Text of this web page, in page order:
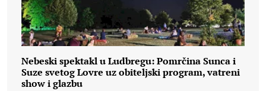
Nebeski spektakl u Ludbregu: Pomrčina Sunca i
Suze svetog Lovre uz obiteljski program, vatreni
show i glazbu